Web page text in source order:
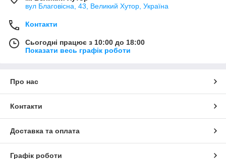
вул Благовісна, 43, Великий Хутор, Україна
Контакти
Сьогодні працює з 10:00 до 18:00
Показати весь графік роботи
Про нас
Контакти
Доставка та оплата
Графік роботи